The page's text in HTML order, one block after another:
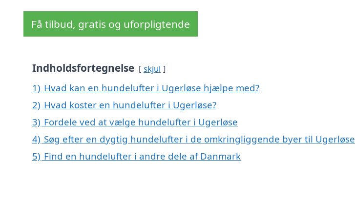
Få tilbud, gratis og uforpligtende
Indholdsfortegnelse skjul
1) Hvad kan en hundelufter i Ugerløse hjælpe med?
2) Hvad koster en hundelufter i Ugerløse?
3) Fordele ved at vælge hundelufter i Ugerløse
4) Søg efter en dygtig hundelufter i de omkringliggende byer til Ugerløse
5) Find en hundelufter i andre dele af Danmark